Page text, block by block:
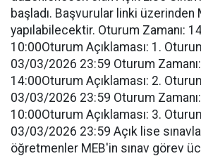
başladı. Başvurular linki üzerinden
yapılabilecektir. Oturum Zamanı:
10:00Oturum Açıklaması: 1.
03/03/2026 23:59 Oturum
14:00Oturum Açıklaması: 2.
03/03/2026 23:59 Oturum
10:00Oturum Açıklaması: 3.
03/03/2026 23:59 Açık lise
öğretmenler MEB'in sınav görev